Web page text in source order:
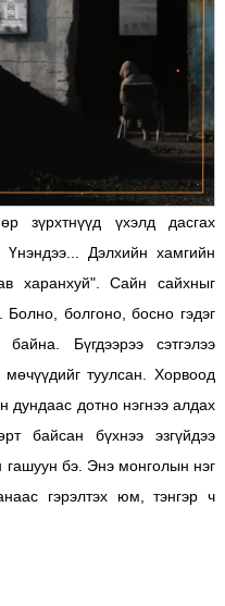
зүрхтнүүд үхэлд дасгах
Дэлхийн хамгийн
харанхуй". Сайн сайхныг
болгоно, босно гэдэг
Бүгдээрээ сэтгэлээ
туулсан. Хорвоод
дундаас дотно нэгнээ алдах
байсан бүхнээ эзгүйдээ
гашуун бэ. Энэ монголын нэг
гэрэлтэх юм, тэнгэр ч